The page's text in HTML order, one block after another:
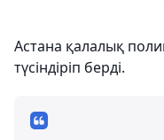
Астана қалалық
түсіндіріп берді.